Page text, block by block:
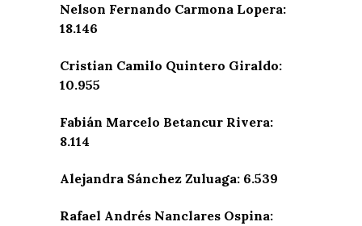
Nelson Fernando Carmona Lopera:
18.146
Cristian Camilo Quintero Giraldo:
10.955
Fabián Marcelo Betancur Rivera:
8.114
Alejandra Sánchez Zuluaga: 6.539
Rafael Andrés Nanclares Ospina: